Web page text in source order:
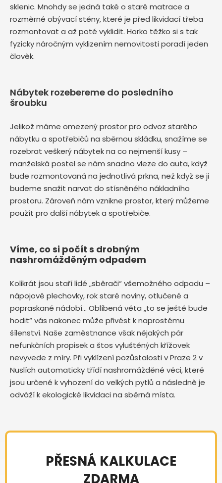
sklenic. Mnohdy se jedná také o staré matrace a
rozměrné obývací stěny, které je před likvidací třeba
rozmontovat a až poté vyklidit. Horko těžko si s tak
fyzicky náročným vyklizením nemovitosti poradí jeden
člověk.
Nábytek rozebereme do posledního
šroubku
Jelikož máme omezený prostor pro odvoz starého
nábytku a spotřebičů na sběrnou skládku, snažíme se
rozebrat veškerý nábytek na co nejmenší kusy –
manželská postel se nám snadno vleze do auta, když
bude rozmontovaná na jednotlivá prkna, než když se ji
budeme snažit narvat do stísněného nákladního
prostoru. Zároveň nám vznikne prostor, který můžeme
použít pro další nábytek a spotřebiče.
Víme, co si počít s drobným
nashromážděným odpadem
Kolikrát jsou staří lidé „sběrači“ všemožného odpadu –
nápojové plechovky, rok staré noviny, otlučené a
popraskané nádobí… Oblíbená věta „to se ještě bude
hodit“ vás nakonec může přivést k naprostému
šílenství. Naše zaměstnance však nějakých pár
nefunkčních propisek a štos vyluštěných křížovek
nevyvede z míry. Při vyklízení pozůstalosti v Praze 2 v
Nuslích automaticky třídí nashromážděné věci, které
jsou určené k vyhození do velkých pytlů a následně je
odváží k ekologické likvidaci na sběrná místa.
PŘESNÁ KALKULACE
ZDARMA